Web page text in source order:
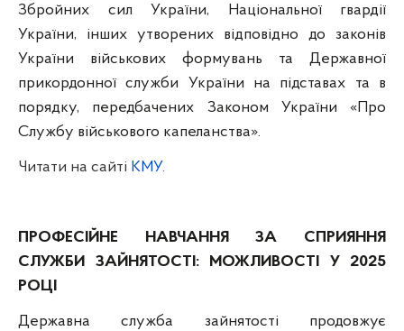
Збройних сил України, Національної гвардії
України, інших утворених відповідно до законів
України військових формувань та Державної
прикордонної служби України на підставах та в
порядку, передбачених Законом України «Про
Службу військового капеланства».
Читати на сайті КМУ.
ПРОФЕСІЙНЕ НАВЧАННЯ ЗА СПРИЯННЯ
СЛУЖБИ ЗАЙНЯТОСТІ: МОЖЛИВОСТІ У 2025
РОЦІ
Державна служба зайнятості продовжує